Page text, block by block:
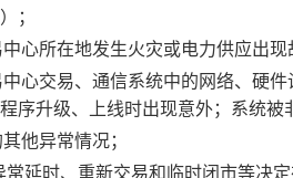
；
心所在地发生火灾或电力供应出
心交易、通信系统中的网络、硬
序升级、上线时出现意外；系统
他异常情况；
延时、重新交易和临时闭市等决